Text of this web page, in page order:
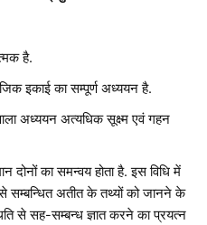
है.
इकाई का सम्पूर्ण अध्ययन है.
वाला अध्ययन अत्यधिक सूक्ष्म एवं गहन
दोनों का समन्वय होता है. इस विधि में
सम्बन्धित अतीत के तथ्यों को जानने के
से सह-सम्बन्ध ज्ञात करने का प्रयत्न